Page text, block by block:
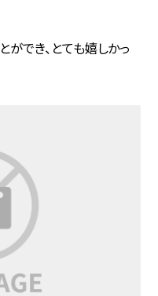
でき、とても嬉しかっ